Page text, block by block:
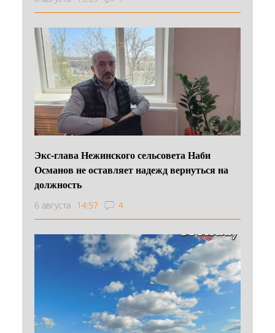
Экс-глава Нежинского сельсовета Наби
Османов не оставляет надежд вернуться на
должность
6 августа 14:57 4